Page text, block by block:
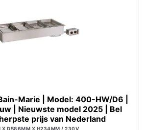
Marie | Model: 400-HW/D6 |
| Nieuwste model 2025 | Bel
prijs van Nederland
D586MM X H234MM / 230V